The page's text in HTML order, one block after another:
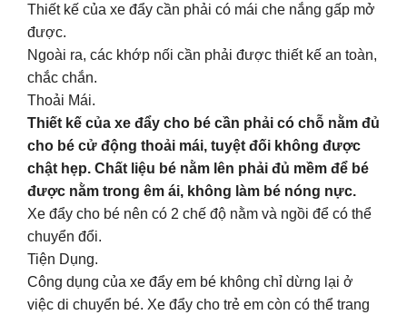
Thiết kế của xe đẩy cần phải có mái che nắng gấp mở
được.
Ngoài ra, các khớp nối cần phải được thiết kế an toàn,
chắc chắn.
Thoải Mái.
Thiết kế của xe đẩy cho bé cần phải có chỗ nằm đủ
cho bé cử động thoải mái, tuyệt đối không được
chật hẹp. Chất liệu bé nằm lên phải đủ mềm để bé
được nằm trong êm ái, không làm bé nóng nực.
Xe đẩy cho bé nên có 2 chế độ nằm và ngồi để có thể
chuyển đổi.
Tiện Dụng.
Công dụng của xe đẩy em bé không chỉ dừng lại ở
việc di chuyển bé. Xe đẩy cho trẻ em còn có thể trang